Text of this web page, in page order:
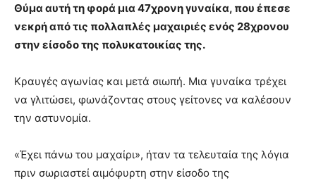
Θύμα αυτή τη φορά μια 47χρονη γυναίκα, που έπεσε
νεκρή από τις πολλαπλές μαχαιριές ενός 28χρονου
στην είσοδο της πολυκατοικίας της.
Κραυγές αγωνίας και μετά σιωπή. Μια γυναίκα τρέχει
να γλιτώσει, φωνάζοντας στους γείτονες να καλέσουν
την αστυνομία.
«Έχει πάνω του μαχαίρι», ήταν τα τελευταία της λόγια
πριν σωριαστεί αιμόφυρτη στην είσοδο της